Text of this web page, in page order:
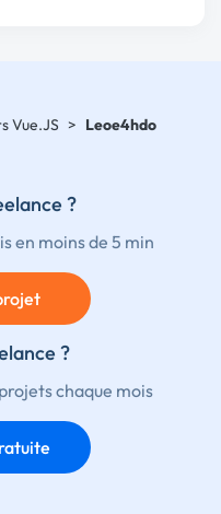
Vue.JS > Leoe4hdo
?
en moins de 5 min
?
chaque mois